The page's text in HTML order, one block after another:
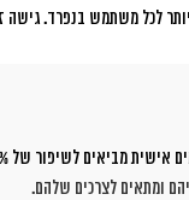
לכל משתמש בנפרד. גישה
אישית מביאים לשיפור של 60%
ומתאים לצרכים שלהם.